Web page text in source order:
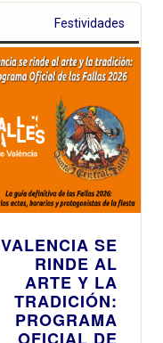
Festividades
VALENCIA SE
RINDE AL
ARTE Y LA
TRADICIÓN:
PROGRAMA